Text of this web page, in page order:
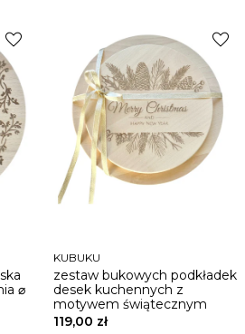
favorite
⌀
favorite
KUBUKU
zestaw bukowych podkładek
desek kuchennych z
motywem świątecznym
119,00 zł